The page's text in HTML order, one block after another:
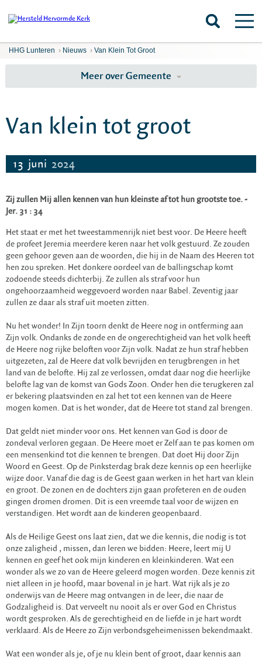
HHG Lunteren › Nieuws › Van Klein Tot Groot
Meer over Gemeente
Van klein tot groot
13 juni 2024
Zij zullen Mij allen kennen van hun kleinste af tot hun grootste toe. -
Jer. 31 : 34
Het staat er met het tweestammenrijk niet best voor. De Heere heeft
de profeet Jeremia meerdere keren naar het volk gestuurd. Ze zouden
geen gehoor geven aan de woorden, die hij in de Naam des Heeren tot
hen zou spreken. Het donkere oordeel van de ballingschap komt
zodoende steeds dichterbij. Ze zullen als straf voor hun
ongehoorzaamheid weggevoerd worden naar Babel. Zeventig jaar
zullen ze daar als straf uit moeten zitten.
Nu het wonder! In Zijn toorn denkt de Heere nog in ontferming aan
Zijn volk. Ondanks de zonde en de ongerechtigheid van het volk heeft
de Heere nog rijke beloften voor Zijn volk. Nadat ze hun straf hebben
uitgezeten, zal de Heere dat volk bevrijden en terugbrengen in het
land van de belofte. Hij zal ze verlossen, omdat daar nog die heerlijke
belofte lag van de komst van Gods Zoon. Onder hen die terugkeren zal
er bekering plaatsvinden en zal het tot een kennen van de Heere
mogen komen. Dat is het wonder, dat de Heere tot stand zal brengen.
Dat geldt niet minder voor ons. Het kennen van God is door de
zondeval verloren gegaan. De Heere moet er Zelf aan te pas komen om
een mensenkind tot die kennen te brengen. Dat doet Hij door Zijn
Woord en Geest. Op de Pinksterdag brak deze kennis op een heerlijke
wijze door. Vanaf die dag is de Geest gaan werken in het hart van klein
en groot. De zonen en de dochters zijn gaan profeteren en de ouden
gingen dromen dromen. Dit is een vreemde taal voor de wijzen en
verstandigen. Het wordt aan de kinderen geopenbaard.
Als de Heilige Geest ons laat zien, dat we die kennis, die nodig is tot
onze zaligheid , missen, dan leren we bidden: Heere, leert mij U
kennen en geef het ook mijn kinderen en kleinkinderen. Wat een
wonder als we zo van de Heere geleerd mogen worden. Deze kennis zit
niet alleen in je hoofd, maar bovenal in je hart. Wat rijk als je zo
onderwijs van de Heere mag ontvangen in de leer, die naar de
Godzaligheid is. Dat verveelt nu nooit als er over God en Christus
wordt gesproken. Als de gerechtigheid en de liefde in je hart wordt
verklaard. Als de Heere zo Zijn verbondsgeheimenissen bekendmaakt.
Wat een wonder als je, of je nu klein bent of groot, daar kennis aan